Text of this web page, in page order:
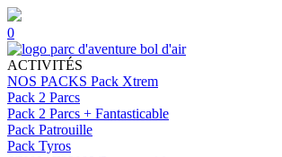
0
ACTIVITÉS
NOS PACKS Pack Xtrem
Pack 2 Parcs
Pack 2 Parcs + Fantasticable
Pack Patrouille
Pack Tyros